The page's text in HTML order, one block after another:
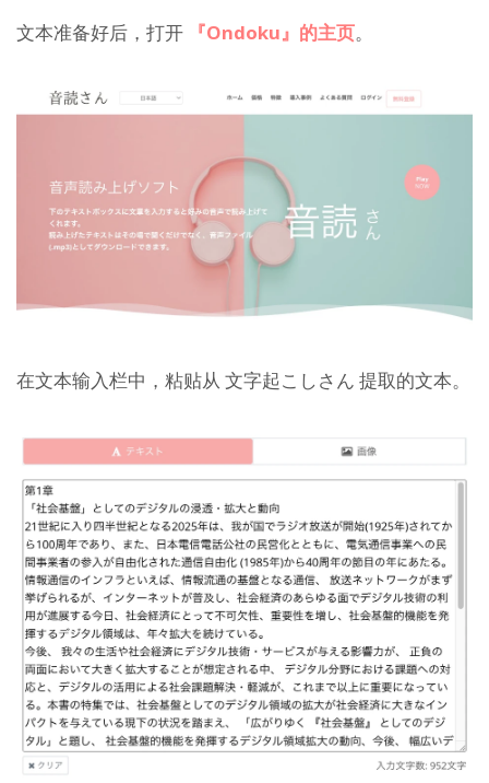
文本准备好后，打开 『Ondoku』的主页。
在文本输入栏中，粘贴从 文字起こしさん 提取的文本。